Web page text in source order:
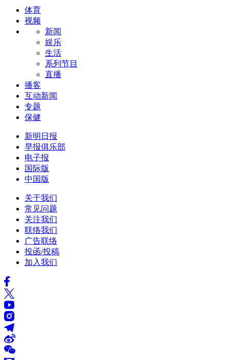
体育
视频
新闻
娱乐
生活
系列节目
直播
播客
互动新闻
专题
保健
新明日报
早报俱乐部
电子报
国际版
中国版
关于我们
常见问题
关注我们
联络我们
广告联络
投函/投稿
加入我们